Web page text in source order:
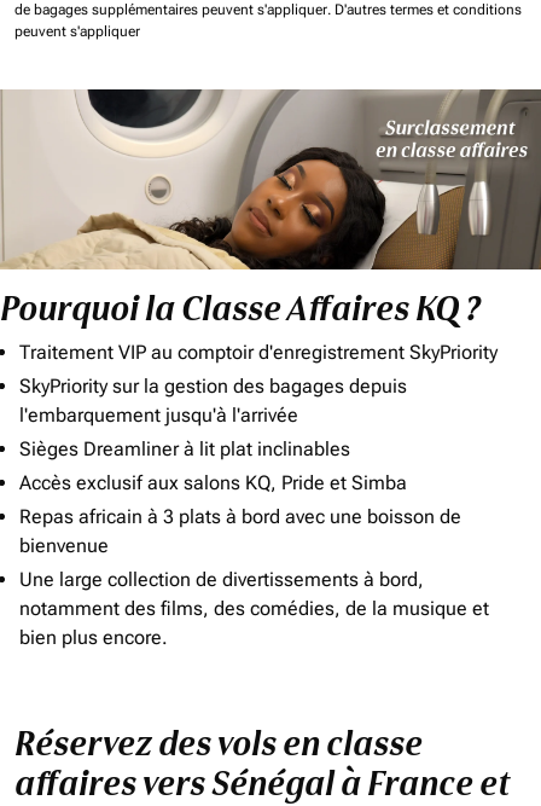
de bagages supplémentaires peuvent s'appliquer. D'autres termes et conditions
peuvent s'appliquer
Pourquoi la Classe Affaires KQ ?
Traitement VIP au comptoir d'enregistrement SkyPriority
SkyPriority sur la gestion des bagages depuis
l'embarquement jusqu'à l'arrivée
Sièges Dreamliner à lit plat inclinables
Accès exclusif aux salons KQ, Pride et Simba
Repas africain à 3 plats à bord avec une boisson de
bienvenue
Une large collection de divertissements à bord,
notamment des films, des comédies, de la musique et
bien plus encore.
Réservez des vols en classe
affaires vers Sénégal à France et